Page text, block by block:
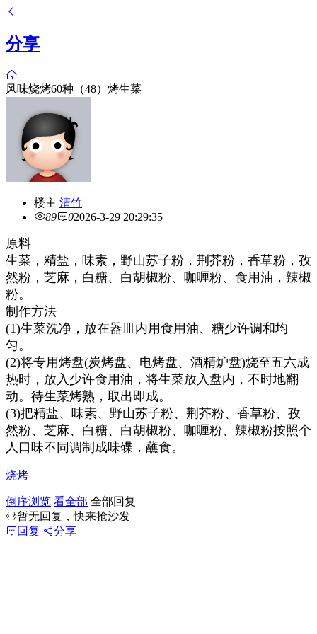
分享
风味烧烤60种（48）烤生菜
楼主 清竹
89
02026-3-29 20:29:35
原料
生菜，精盐，味素，野山苏子粉，荆芥粉，香草粉，孜
然粉，芝麻，白糖、白胡椒粉、咖喱粉、食用油，辣椒
粉。
制作方法
(1)生菜洗净，放在器皿内用食用油、糖少许调和均
匀。
(2)将专用烤盘(炭烤盘、电烤盘、酒精炉盘)烧至五六成
热时，放入少许食用油，将生菜放入盘内，不时地翻
动。待生菜烤熟，取出即成。
(3)把精盐、味素、野山苏子粉、荆芥粉、香草粉、孜
然粉、芝麻、白糖、白胡椒粉、咖喱粉、辣椒粉按照个
人口味不同调制成味碟，蘸食。
烧烤
倒序浏览 看全部 全部回复
暂无回复，快来抢沙发
回复
分享